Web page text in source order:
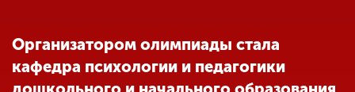
Другие виды
Организатором олимпиады стала
кафедра психологии и педагогики